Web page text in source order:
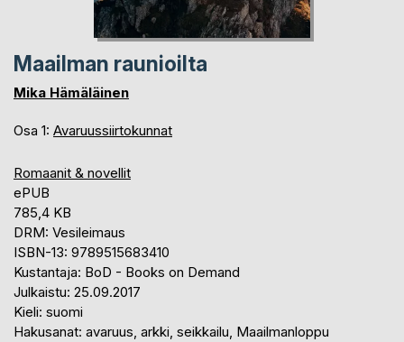
Maailman raunioilta
Mika Hämäläinen
Osa 1: Avaruussiirtokunnat
Romaanit & novellit
ePUB
785,4 KB
DRM: Vesileimaus
ISBN-13: 9789515683410
Kustantaja: BoD - Books on Demand
Julkaistu: 25.09.2017
Kieli: suomi
Hakusanat: avaruus, arkki, seikkailu, Maailmanloppu